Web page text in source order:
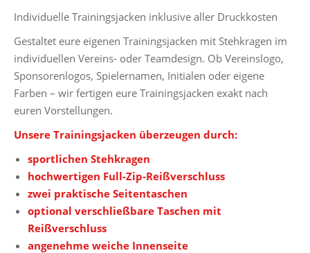
Individuelle Trainingsjacken inklusive aller Druckkosten
Gestaltet eure eigenen Trainingsjacken mit Stehkragen im
individuellen Vereins- oder Teamdesign. Ob Vereinslogo,
Sponsorenlogos, Spielernamen, Initialen oder eigene
Farben – wir fertigen eure Trainingsjacken exakt nach
euren Vorstellungen.
Unsere Trainingsjacken überzeugen durch:
sportlichen Stehkragen
hochwertigen Full-Zip-Reißverschluss
zwei praktische Seitentaschen
optional verschließbare Taschen mit
Reißverschluss
angenehme weiche Innenseite